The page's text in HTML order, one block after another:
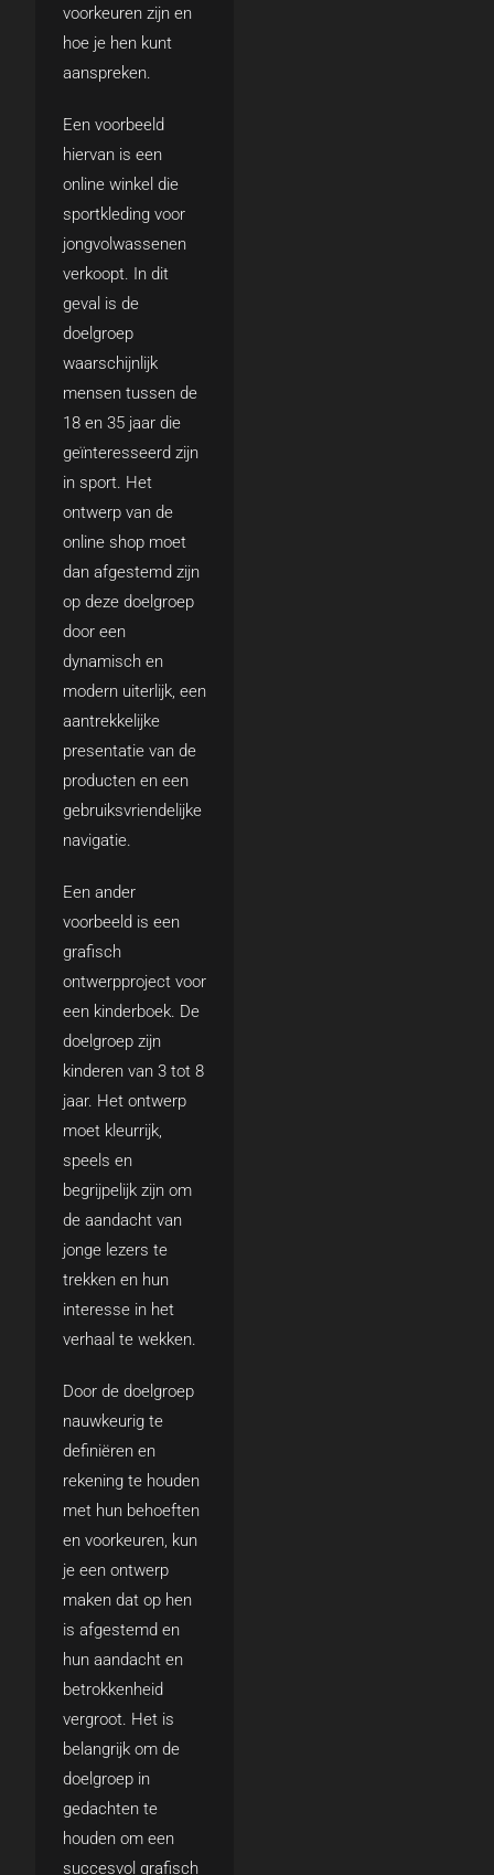
voorkeuren zijn en
hoe je hen kunt
aanspreken.
Een voorbeeld
hiervan is een
online winkel die
sportkleding voor
jongvolwassenen
verkoopt. In dit
geval is de
doelgroep
waarschijnlijk
mensen tussen de
18 en 35 jaar die
geïnteresseerd zijn
in sport. Het
ontwerp van de
online shop moet
dan afgestemd zijn
op deze doelgroep
door een
dynamisch en
modern uiterlijk, een
aantrekkelijke
presentatie van de
producten en een
gebruiksvriendelijke
navigatie.
Een ander
voorbeeld is een
grafisch
ontwerpproject voor
een kinderboek. De
doelgroep zijn
kinderen van 3 tot 8
jaar. Het ontwerp
moet kleurrijk,
speels en
begrijpelijk zijn om
de aandacht van
jonge lezers te
trekken en hun
interesse in het
verhaal te wekken.
Door de doelgroep
nauwkeurig te
definiëren en
rekening te houden
met hun behoeften
en voorkeuren, kun
je een ontwerp
maken dat op hen
is afgestemd en
hun aandacht en
betrokkenheid
vergroot. Het is
belangrijk om de
doelgroep in
gedachten te
houden om een
succesvol grafisch